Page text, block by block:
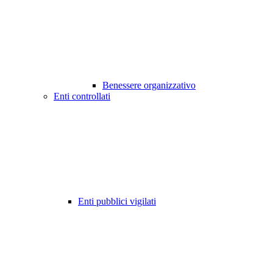
Benessere organizzativo
Enti controllati
Enti pubblici vigilati